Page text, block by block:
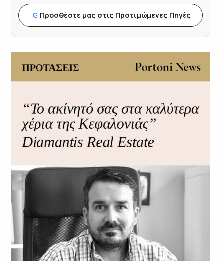
G Προσθέστε μας στις Προτιμώμενες Πηγές